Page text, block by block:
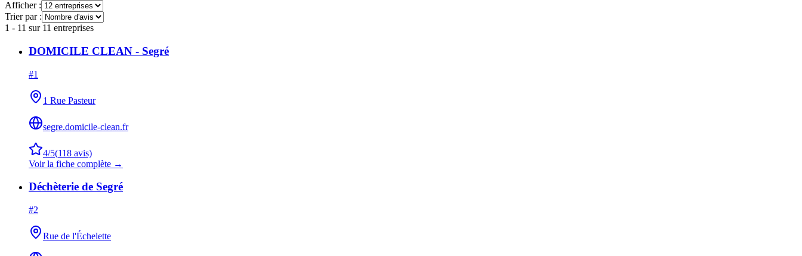
Afficher :
Trier par :
1 - 11 sur 11 entreprises
DOMICILE CLEAN - Segré
#1
1 Rue Pasteur
segre.domicile-clean.fr
4/5(118 avis)
Voir la fiche complète →
Déchèterie de Segré
#2
Rue de l'Échelette